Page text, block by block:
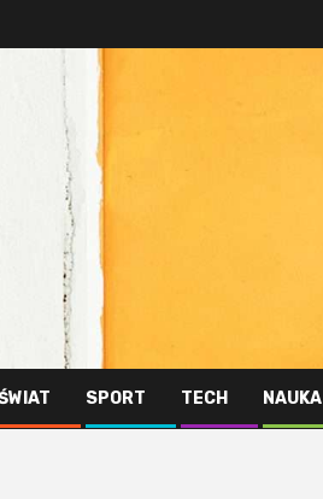
SPORT TECH NAUKA